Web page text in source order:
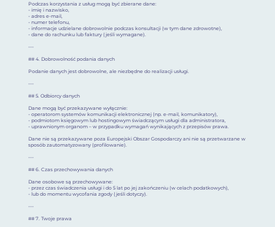
Podczas korzystania z usług mogą być zbierane dane:
- imię i nazwisko,
- adres e-mail,
- numer telefonu,
- informacje udzielane dobrowolnie podczas konsultacji (w tym dane zdrowotne),
- dane do rachunku lub faktury (jeśli wymagane).
---
## 4. Dobrowolność podania danych
Podanie danych jest dobrowolne, ale niezbędne do realizacji usługi.
---
## 5. Odbiorcy danych
Dane mogą być przekazywane wyłącznie:
- operatorom systemów komunikacji elektronicznej (np. e-mail, komunikatory),
- podmiotom księgowym lub hostingowym świadczącym usługi dla administratora,
- uprawnionym organom – w przypadku wymagań wynikających z przepisów prawa.
Dane nie są przekazywane poza Europejski Obszar Gospodarczy ani nie są przetwarzane w
sposób zautomatyzowany (profilowanie).
---
## 6. Czas przechowywania danych
Dane osobowe są przechowywane:
- przez czas świadczenia usługi i do 5 lat po jej zakończeniu (w celach podatkowych),
- lub do momentu wycofania zgody (jeśli dotyczy).
---
## 7. Twoje prawa